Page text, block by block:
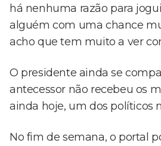
há nenhuma razão para
alguém com uma chance
acho que tem muito a ver
O presidente ainda se
antecessor não recebeu os
ainda hoje, um dos políticos
No fim de semana, o portal